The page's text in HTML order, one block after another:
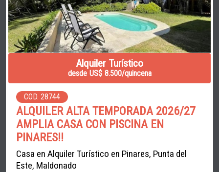
Alquiler Turístico
desde US$ 8.500/quincena
COD. 28744
ALQUILER ALTA TEMPORADA 2026/27
AMPLIA CASA CON PISCINA EN
PINARES!!
Casa en Alquiler Turístico en Pinares, Punta del
Este, Maldonado